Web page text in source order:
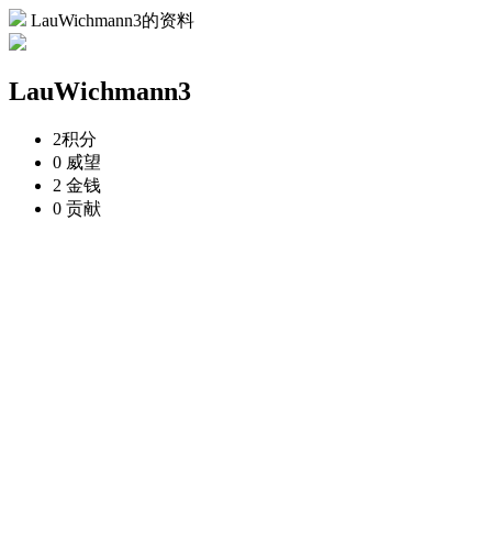
LauWichmann3的资料
LauWichmann3
2积分
0 威望
2 金钱
0 贡献